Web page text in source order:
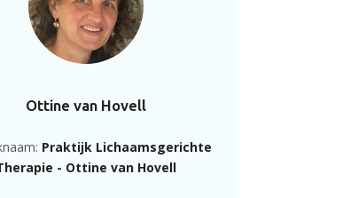
Ottine van Hovell
Praktijk Lichaamsgerichte
- Ottine van Hovell